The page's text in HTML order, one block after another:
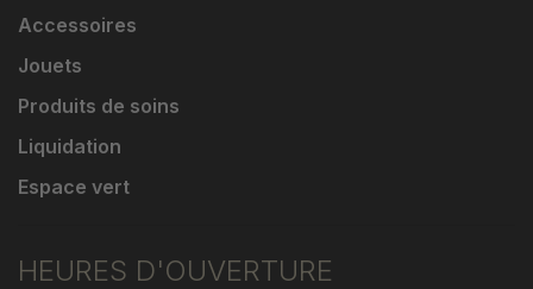
Accessoires
Jouets
Produits de soins
Liquidation
Espace vert
HEURES D'OUVERTURE